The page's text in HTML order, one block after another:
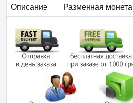
Описание Разменная монета